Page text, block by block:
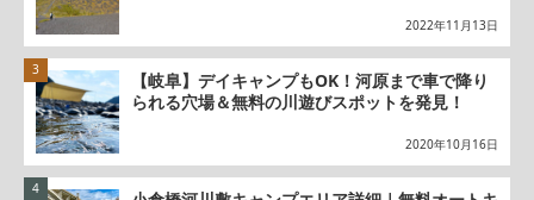
2022年11月13日
【岐阜】デイキャンプもOK！河原まで車で降り
られる穴場＆無料の川遊びスポットを発見！
2020年10月16日